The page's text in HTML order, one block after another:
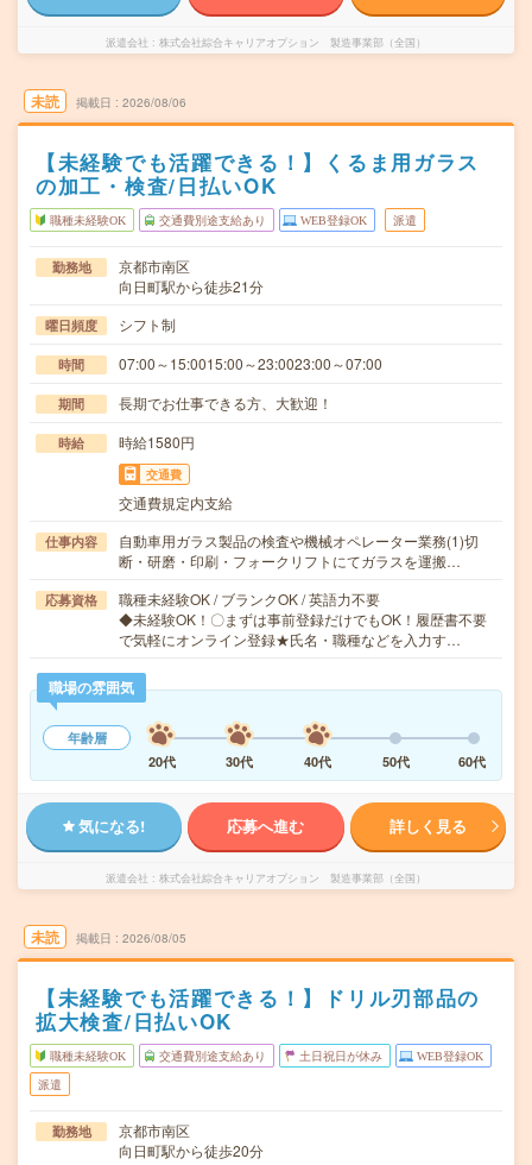
派遣会社 株式会社綜合キャリアオプション 製造事業部（全国）
未読 掲載日 2026/08/06
【未経験でも活躍できる！】くるま用ガラス
の加工・検査/日払いOK
職種未経験OK 交通費別途支給あり WEB登録OK 派遣
勤務地
京都市南区
向日町駅から徒歩21分
曜日頻度 シフト制
時間 07:00～15:0015:00～23:0023:00～07:00
期間 長期でお仕事できる方、大歓迎！
時給 時給1580円
交通費
交通費規定内支給
仕事内容
自動車用ガラス製品の検査や機械オペレーター業務(1)切
断・研磨・印刷・フォークリフトにてガラスを運搬…
応募資格
職種未経験OK / ブランクOK / 英語力不要
◆未経験OK！〇まずは事前登録だけでもOK！履歴書不要
で気軽にオンライン登録★氏名・職種などを入力す…
職場の雰囲気
年齢層
20代
30代 40代 50代 60代
気になる! 応募へ進む 詳しく見る
派遣会社 株式会社綜合キャリアオプション 製造事業部（全国）
未読 掲載日 2026/08/05
【未経験でも活躍できる！】ドリル刃部品の
拡大検査/日払いOK
職種未経験OK 交通費別途支給あり 土日祝日が休み WEB登録OK
派遣
勤務地
京都市南区
向日町駅から徒歩20分